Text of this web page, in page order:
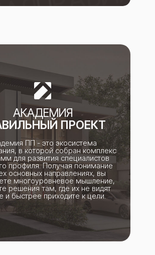
ПРОЕКТ
АКАДЕМИЯ
ПП - это экосистема
в которой собран комплекс
для развития специалистов
профиля. Получая понимание
основных направлениях, вы
многоуровневое мышление,
решения там, где их не видят
и быстрее приходите к цели.